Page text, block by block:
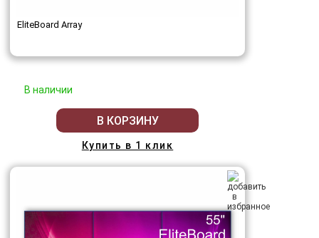
EliteBoard Array
В наличии
В КОРЗИНУ
Купить в 1 клик